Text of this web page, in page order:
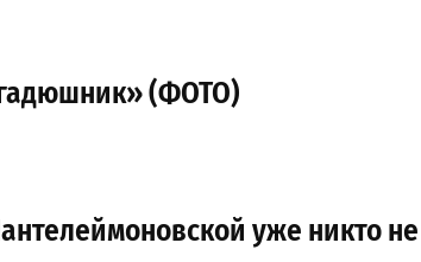
(ФОТО)
уже никто